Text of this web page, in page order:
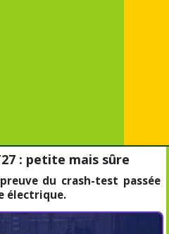
: petite mais sûre
du crash-test passée
électrique.